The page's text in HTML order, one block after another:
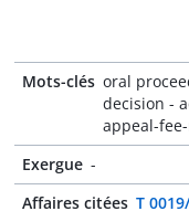
Mots-clés oral
decision -
appeal-
Exergue -
Affaires citées T